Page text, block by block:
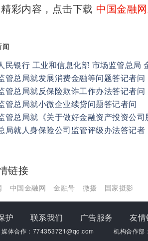
彩内容，点击下载 中国金融
闻
管总局就发展消费金融等问题答记者问
管总局就反保险欺诈工作办法答记者问
管总局就小微企业续贷问题答记者问
局就人身保险公司监管评级办法答记者
链接
中国金融网 金融号 微摄 国家摄影
护 联系我们 广告服务 友
媒体合作：774353721@qq.com 机构合作部